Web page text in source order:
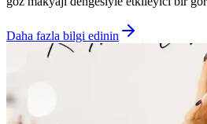
Daha fazla bilgi edinin